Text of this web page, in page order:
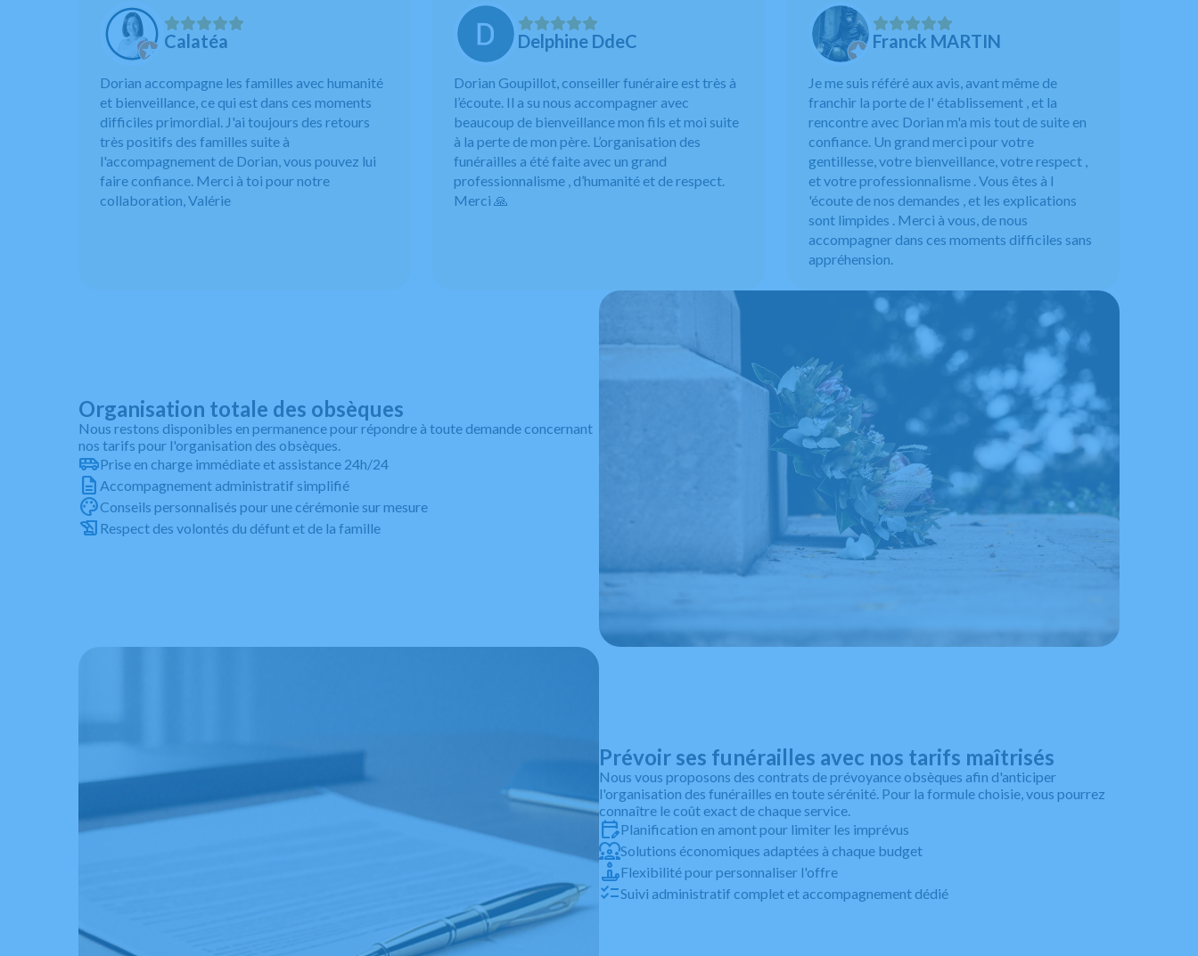
Calatéa
Dorian accompagne les familles avec humanité
et bienveillance, ce qui est dans ces moments
difficiles primordial. J'ai toujours des retours
très positifs des familles suite à
l'accompagnement de Dorian, vous pouvez lui
faire confiance. Merci à toi pour notre
collaboration, Valérie
Delphine DdeC
Dorian Goupillot, conseiller funéraire est très à
l’écoute. Il a su nous accompagner avec
beaucoup de bienveillance mon fils et moi suite
à la perte de mon père. L’organisation des
funérailles a été faite avec un grand
professionnalisme , d’humanité et de respect.
Merci 🙏
Franck MARTIN
Je me suis référé aux avis, avant même de
franchir la porte de l' établissement , et la
rencontre avec Dorian m'a mis tout de suite en
confiance. Un grand merci pour votre
gentillesse, votre bienveillance, votre respect ,
et votre professionnalisme . Vous êtes à l
'écoute de nos demandes , et les explications
sont limpides . Merci à vous, de nous
accompagner dans ces moments difficiles sans
appréhension.
Organisation totale des obsèques
Nous restons disponibles en permanence pour répondre à toute demande concernant
nos tarifs pour l'organisation des obsèques.
Prise en charge immédiate et assistance 24h/24
Accompagnement administratif simplifié
Conseils personnalisés pour une cérémonie sur mesure
Respect des volontés du défunt et de la famille
Prévoir ses funérailles avec nos tarifs maîtrisés
Nous vous proposons des contrats de prévoyance obsèques afin d'anticiper
l'organisation des funérailles en toute sérénité. Pour la formule choisie, vous pourrez
connaître le coût exact de chaque service.
Planification en amont pour limiter les imprévus
Solutions économiques adaptées à chaque budget
Flexibilité pour personnaliser l'offre
Suivi administratif complet et accompagnement dédié